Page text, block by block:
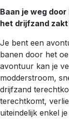
Baan je weg
het drijfzand
Je bent een
banen door het
avontuur kan je
modderstroom,
drijfzand
terechtkomt,
uiteindelijk enkel